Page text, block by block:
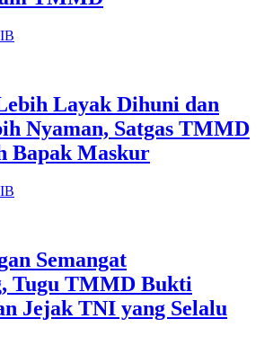
Layak Dihuni dan
Nyaman, Satgas TMMD
Bapak Maskur
Semangat
Tugu TMMD Bukti
Jejak TNI yang Selalu